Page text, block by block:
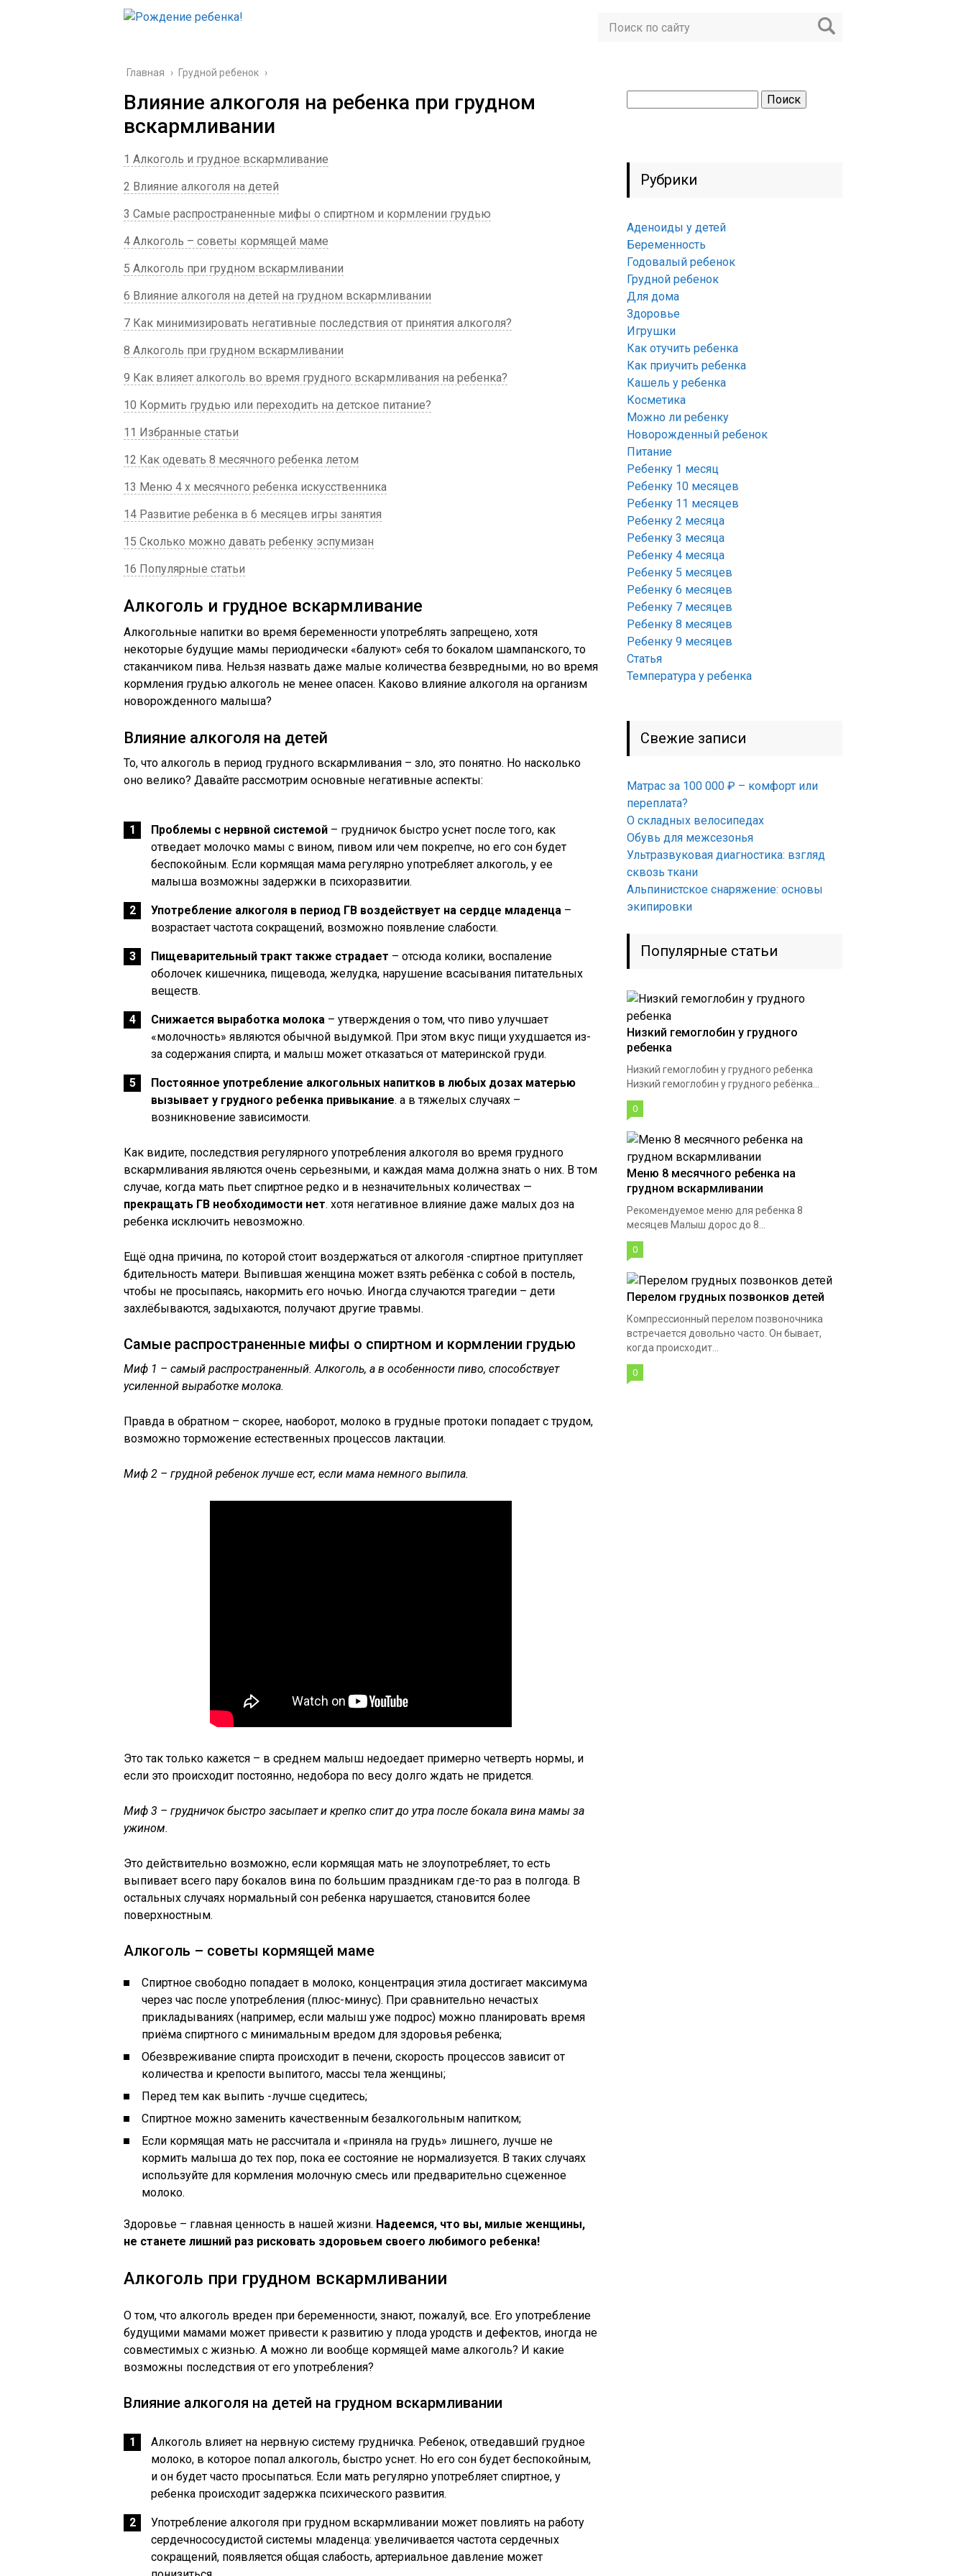
Главная › Грудной ребенок ›
Влияние алкоголя на ребенка при грудном
вскармливании
1 Алкоголь и грудное вскармливание
2 Влияние алкоголя на детей
3 Самые распространенные мифы о спиртном и кормлении грудью
4 Алкоголь – советы кормящей маме
5 Алкоголь при грудном вскармливании
6 Влияние алкоголя на детей на грудном вскармливании
7 Как минимизировать негативные последствия от принятия алкоголя?
8 Алкоголь при грудном вскармливании
9 Как влияет алкоголь во время грудного вскармливания на ребенка?
10 Кормить грудью или переходить на детское питание?
11 Избранные статьи
12 Как одевать 8 месячного ребенка летом
13 Меню 4 х месячного ребенка искусственника
14 Развитие ребенка в 6 месяцев игры занятия
15 Сколько можно давать ребенку эспумизан
16 Популярные статьи
Алкоголь и грудное вскармливание
Алкогольные напитки во время беременности употреблять запрещено, хотя
некоторые будущие мамы периодически «балуют» себя то бокалом шампанского, то
стаканчиком пива. Нельзя назвать даже малые количества безвредными, но во время
кормления грудью алкоголь не менее опасен. Каково влияние алкоголя на организм
новорожденного малыша?
Влияние алкоголя на детей
То, что алкоголь в период грудного вскармливания – зло, это понятно. Но насколько
оно велико? Давайте рассмотрим основные негативные аспекты:
Проблемы с нервной системой – грудничок быстро уснет после того, как
отведает молочко мамы с вином, пивом или чем покрепче, но его сон будет
беспокойным. Если кормящая мама регулярно употребляет алкоголь, у ее
малыша возможны задержки в психоразвитии.
Употребление алкоголя в период ГВ воздействует на сердце младенца –
возрастает частота сокращений, возможно появление слабости.
Пищеварительный тракт также страдает – отсюда колики, воспаление
оболочек кишечника, пищевода, желудка, нарушение всасывания питательных
веществ.
Снижается выработка молока – утверждения о том, что пиво улучшает
«молочность» являются обычной выдумкой. При этом вкус пищи ухудшается из-
за содержания спирта, и малыш может отказаться от материнской груди.
Постоянное употребление алкогольных напитков в любых дозах матерью
вызывает у грудного ребенка привыкание. а в тяжелых случаях –
возникновение зависимости.
Как видите, последствия регулярного употребления алкоголя во время грудного
вскармливания являются очень серьезными, и каждая мама должна знать о них. В том
случае, когда мать пьет спиртное редко и в незначительных количествах —
прекращать ГВ необходимости нет. хотя негативное влияние даже малых доз на
ребенка исключить невозможно.
Ещё одна причина, по которой стоит воздержаться от алкоголя -спиртное притупляет
бдительность матери. Выпившая женщина может взять ребёнка с собой в постель,
чтобы не просыпаясь, накормить его ночью. Иногда случаются трагедии – дети
захлёбываются, задыхаются, получают другие травмы.
Самые распространенные мифы о спиртном и кормлении грудью
Миф 1 – самый распространенный. Алкоголь, а в особенности пиво, способствует
усиленной выработке молока.
Правда в обратном – скорее, наоборот, молоко в грудные протоки попадает с трудом,
возможно торможение естественных процессов лактации.
Миф 2 – грудной ребенок лучше ест, если мама немного выпила.
Это так только кажется – в среднем малыш недоедает примерно четверть нормы, и
если это происходит постоянно, недобора по весу долго ждать не придется.
Миф 3 – грудничок быстро засыпает и крепко спит до утра после бокала вина мамы за
ужином.
Это действительно возможно, если кормящая мать не злоупотребляет, то есть
выпивает всего пару бокалов вина по большим праздникам где-то раз в полгода. В
остальных случаях нормальный сон ребенка нарушается, становится более
поверхностным.
Алкоголь – советы кормящей маме
Спиртное свободно попадает в молоко, концентрация этила достигает максимума
через час после употребления (плюс-минус). При сравнительно нечастых
прикладываниях (например, если малыш уже подрос) можно планировать время
приёма спиртного с минимальным вредом для здоровья ребенка;
Обезвреживание спирта происходит в печени, скорость процессов зависит от
количества и крепости выпитого, массы тела женщины;
Перед тем как выпить -лучше сцедитесь;
Спиртное можно заменить качественным безалкогольным напитком;
Если кормящая мать не рассчитала и «приняла на грудь» лишнего, лучше не
кормить малыша до тех пор, пока ее состояние не нормализуется. В таких случаях
используйте для кормления молочную смесь или предварительно сцеженное
молоко.
Здоровье – главная ценность в нашей жизни. Надеемся, что вы, милые женщины,
не станете лишний раз рисковать здоровьем своего любимого ребенка!
Алкоголь при грудном вскармливании
О том, что алкоголь вреден при беременности, знают, пожалуй, все. Его употребление
будущими мамами может привести к развитию у плода уродств и дефектов, иногда не
совместимых с жизнью. А можно ли вообще кормящей маме алкоголь? И какие
возможны последствия от его употребления?
Влияние алкоголя на детей на грудном вскармливании
Алкоголь влияет на нервную систему грудничка. Ребенок, отведавший грудное
молоко, в которое попал алкоголь, быстро уснет. Но его сон будет беспокойным,
и он будет часто просыпаться. Если мать регулярно употребляет спиртное, у
ребенка происходит задержка психического развития.
Употребление алкоголя при грудном вскармливании может повлиять на работу
сердечнососудистой системы младенца: увеличивается частота сердечных
сокращений, появляется общая слабость, артериальное давление может
Рубрики
Аденоиды у детей
Беременность
Годовалый ребенок
Грудной ребенок
Для дома
Здоровье
Игрушки
Как отучить ребенка
Как приучить ребенка
Кашель у ребенка
Косметика
Можно ли ребенку
Новорожденный ребенок
Питание
Ребенку 1 месяц
Ребенку 10 месяцев
Ребенку 11 месяцев
Ребенку 2 месяца
Ребенку 3 месяца
Ребенку 4 месяца
Ребенку 5 месяцев
Ребенку 6 месяцев
Ребенку 7 месяцев
Ребенку 8 месяцев
Ребенку 9 месяцев
Статья
Температура у ребенка
Свежие записи
Матрас за 100 000 ₽ – комфорт или
переплата?
О складных велосипедах
Обувь для межсезонья
Ультразвуковая диагностика: взгляд
сквозь ткани
Альпинистское снаряжение: основы
экипировки
Популярные статьи
Низкий гемоглобин у грудного
ребенка
Низкий гемоглобин у грудного ребенка
Низкий гемоглобин у грудного ребёнка...
0
Меню 8 месячного ребенка на
грудном вскармливании
Рекомендуемое меню для ребенка 8
месяцев Малыш дорос до 8...
0
Перелом грудных позвонков детей
Компрессионный перелом позвоночника
встречается довольно часто. Он бывает,
когда происходит...
0